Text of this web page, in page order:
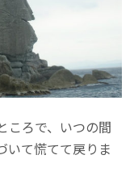
ころで、いつの間
いて慌てて戻りま